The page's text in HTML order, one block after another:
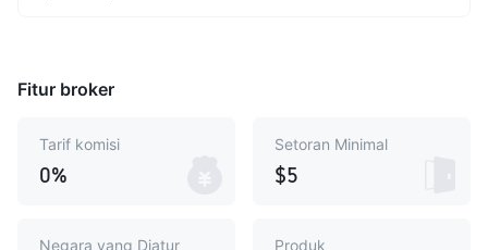
Fitur broker
Tarif komisi
0%
Setoran Minimal
$5
Negara yang Diatur Produk